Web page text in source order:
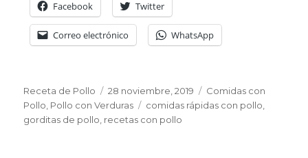
Facebook Twitter
Correo electrónico WhatsApp
Autor
Receta de Pollo
Publicado
el
28 noviembre, 2019 Categorías
Comidas con
Pollo Pollo con Verduras Etiquetas
comidas rápidas con pollo
gorditas de pollo recetas con pollo